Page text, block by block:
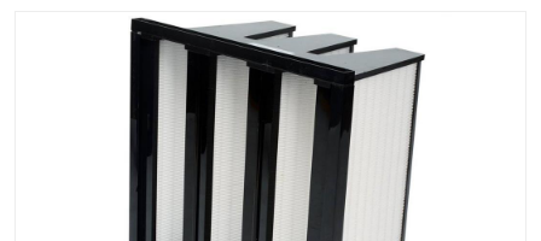
GMP车间净化
生命工程
食品饮料